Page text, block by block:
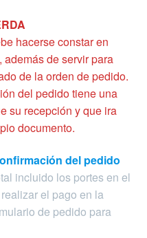
hacerse constar en
de servir para
de la orden de pedido.
del pedido tiene una
su recepción y que ira
documento.
del pedido
incluido los portes en el
el pago en la
de pedido para